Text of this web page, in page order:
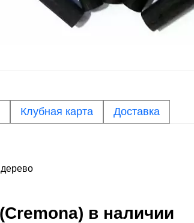
Клубная карта Доставка
в наличии